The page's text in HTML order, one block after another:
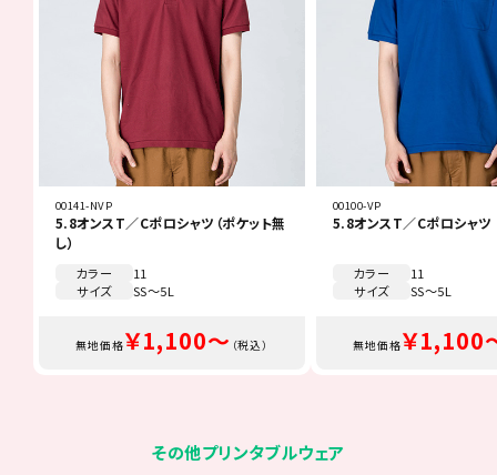
00141-NVP
5.8オンスT／Cポロシャツ（ポケット無
し）
カラー
11
サイズ
SS～5L
無地価格￥1,100～ （税込）
00100-VP
5.8オンスT／Cポロシャツ
カラー
11
サイズ
SS～5L
無地価格￥1,100
その他プリンタブルウェア